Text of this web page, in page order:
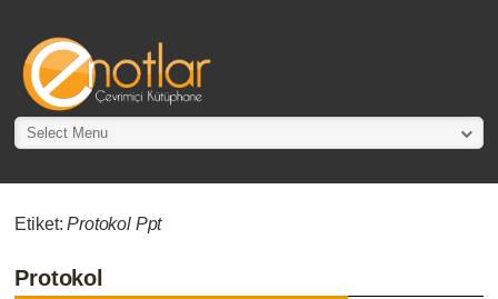
Select Menu
Etiket:Protokol Ppt
Protokol